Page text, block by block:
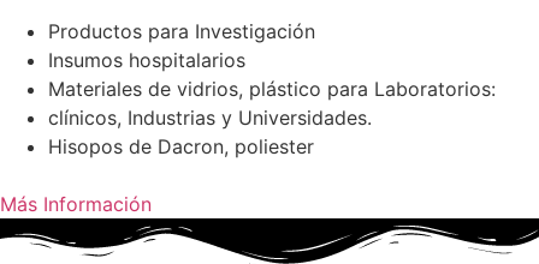
Productos para Investigación
Insumos hospitalarios
Materiales de vidrios, plástico para Laboratorios:
clínicos, Industrias y Universidades.
Hisopos de Dacron, poliester
Más Información